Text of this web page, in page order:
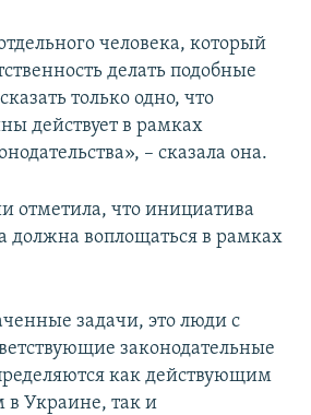
человека, который
делать подобные
только одно, что
действует в рамках
– сказала она.
отметила, что инициатива
должна воплощаться в рамках
задачи, это люди с
законодательные
как действующим
в Украине, так и